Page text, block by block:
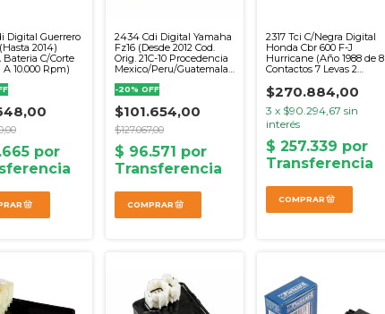
Digital Guerrero
2014)
Bateria C/Corte
10.000 Rpm)
2434 Cdi Digital Yamaha
Fz16 (Desde 2012 Cod.
Orig. 21C-10 Procedencia
Mexico/Peru/Guatemala
-20% OFF
$101.654,00
$127.067,00
2317 Tci C/Negra Digital
Honda Cbr 600 F-J
Hurricane (Año 1988 de 8
Contactos 7 Levas 2
$270.884,00
3 x $90.294,67 sin
interés